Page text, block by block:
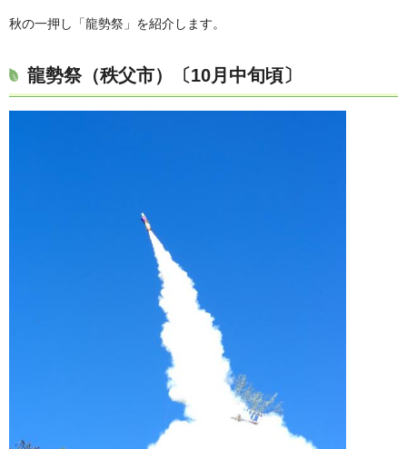
秋の一押し「龍勢祭」を紹介します。
龍勢祭（秩父市）〔10月中旬頃〕